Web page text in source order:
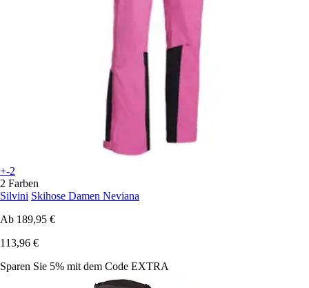
+-2
2 Farben
Silvini Skihose Damen Neviana
Ab 189,95 €
113,96 €
Sparen Sie 5% mit dem Code EXTRA